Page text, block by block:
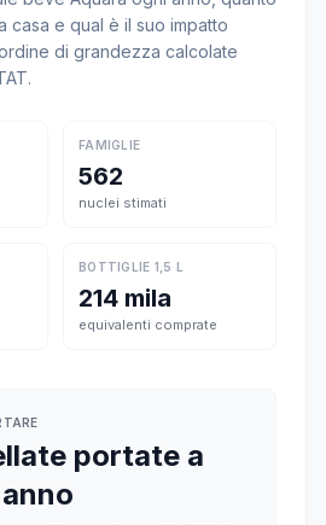
casa e qual è il suo impatto
di grandezza calcolate
FAMIGLIE
562
nuclei stimati
BOTTIGLIE 1,5 L
214 mila
equivalenti comprate
portate a